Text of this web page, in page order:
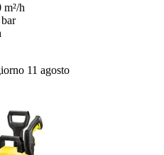
m²/h
11 agosto